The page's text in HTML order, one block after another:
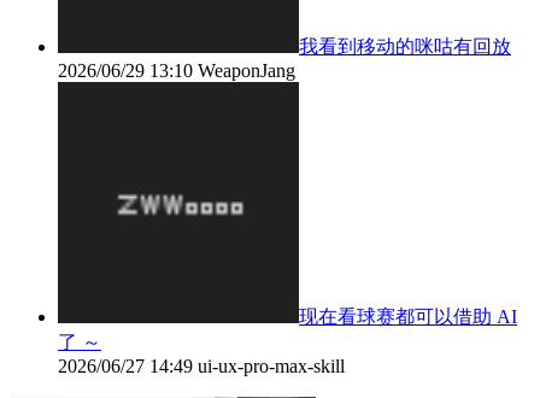
我看到移动的咪咕有回放
2026/06/29 13:10 WeaponJang
现在看球赛都可以借助 AI
了 ～
2026/06/27 14:49 ui-ux-pro-max-skill